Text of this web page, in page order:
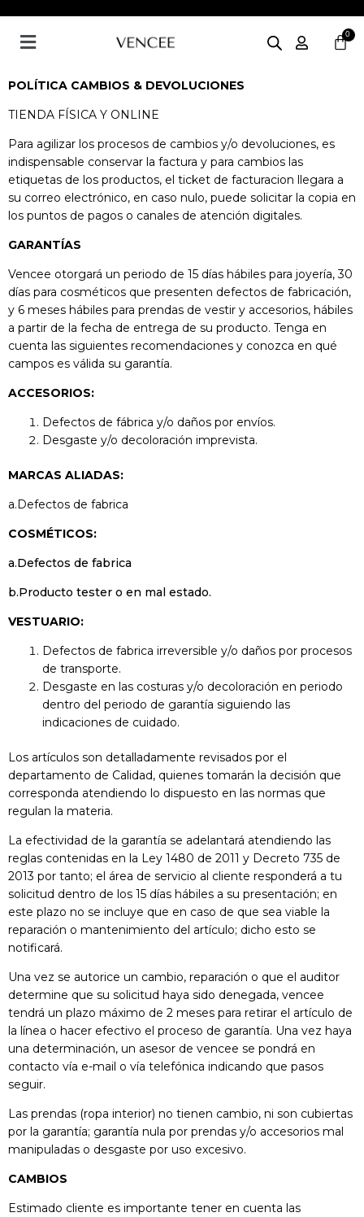
contenido
Menú
POLÍTICA CAMBIOS & DEVOLUCIONES
TIENDA FÍSICA Y ONLINE
Para agilizar los procesos de cambios y/o devoluciones, es
indispensable conservar la factura y para cambios las
etiquetas de los productos, el ticket de facturacion llegara a
su correo electrónico, en caso nulo, puede solicitar la copia en
los puntos de pagos o canales de atención digitales.
GARANTÍAS
Vencee otorgará un periodo de 15 días hábiles para joyería, 30
días para cosméticos que presenten defectos de fabricación,
y 6 meses hábiles para prendas de vestir y accesorios, hábiles
a partir de la fecha de entrega de su producto. Tenga en
cuenta las siguientes recomendaciones y conozca en qué
campos es válida su garantía.
ACCESORIOS:
Defectos de fábrica y/o daños por envíos.
Desgaste y/o decoloración imprevista.
MARCAS ALIADAS:
a.Defectos de fabrica
COSMÉTICOS:
a.Defectos de fabrica
b.Producto tester o en mal estado.
VESTUARIO:
Defectos de fabrica irreversible y/o daños por procesos
de transporte.
Desgaste en las costuras y/o decoloración en periodo
dentro del periodo de garantía siguiendo las
indicaciones de cuidado.
Los artículos son detalladamente revisados por el
departamento de Calidad, quienes tomarán la decisión que
corresponda atendiendo lo dispuesto en las normas que
regulan la materia.
La efectividad de la garantía se adelantará atendiendo las
reglas contenidas en la Ley 1480 de 2011 y Decreto 735 de
2013 por tanto; el área de servicio al cliente responderá a tu
solicitud dentro de los 15 días hábiles a su presentación; en
este plazo no se incluye que en caso de que sea viable la
reparación o mantenimiento del artículo; dicho esto se
notificará.
Una vez se autorice un cambio, reparación o que el auditor
determine que su solicitud haya sido denegada, vencee
tendrá un plazo máximo de 2 meses para retirar el artículo de
la línea o hacer efectivo el proceso de garantía. Una vez haya
una determinación, un asesor de vencee se pondrá en
contacto vía e-mail o vía telefónica indicando que pasos
seguir.
Las prendas (ropa interior) no tienen cambio, ni son cubiertas
por la garantía; garantía nula por prendas y/o accesorios mal
manipuladas o desgaste por uso excesivo.
CAMBIOS
Estimado cliente es importante tener en cuenta las